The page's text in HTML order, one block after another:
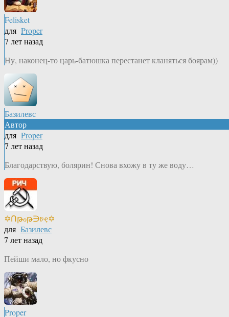
Felisket
для Proper
7 лет назад
Ну, наконец-то царь-батюшка перестанет кланяться боярам))
Базилевс
Автор
для Proper
7 лет назад
Благодарствую, болярин! Снова вхожу в ту же воду…
✡Ոթℴթ∋চҿ✡
для Базилевс
7 лет назад
Пейши мало, но фкусно
Proper